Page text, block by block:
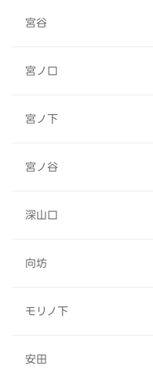
宮谷
宮ノ口
宮ノ下
宮ノ谷
深山口
向坊
モリノ下
安田